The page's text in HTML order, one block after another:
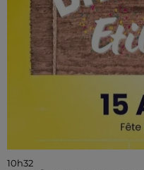
10h32